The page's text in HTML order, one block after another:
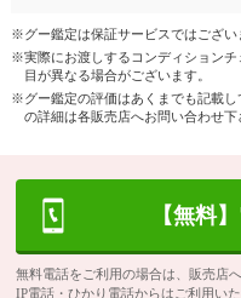
※グー鑑定は保証サービスではござい
※実際にお渡しするコンディション
目が異なる場合がございます。
※グー鑑定の評価はあくまでも記載
の詳細は各販売店へお問い合わせ下
【無料
無料電話をご利用の場合は、販売店
IP電話・ひかり電話からはご利用いた